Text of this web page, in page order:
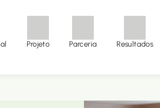
Projeto Parceria Resultados